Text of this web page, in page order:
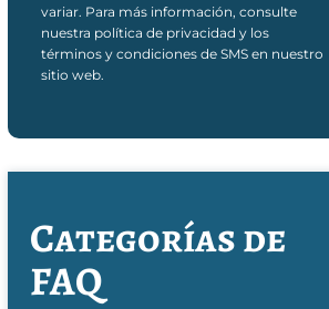
variar. Para más información, consulte
nuestra política de privacidad y los
términos y condiciones de SMS en nuestro
sitio web.
Categorías de
FAQ